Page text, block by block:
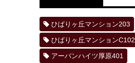
ひばりヶ丘マンション203
ひばりヶ丘マンションC102
アーバンハイツ厚原401